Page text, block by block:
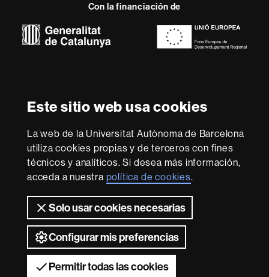
Este sitio web usa cookies
La web de la Universitat Autònoma de Barcelona
utiliza cookies propias y de terceros con fines
técnicos y analíticos. Si desea más información,
acceda a nuestra política de cookies.
Solo usar cookies necesarias
Configurar mis preferencias
Permitir todas las cookies
-
Con la financiación de
web
Accesibilidad web Mapa del web UAB
Somos una universidad líder que imparte una docencia
de calidad, diversificada, multidisciplinaria y flexible,
adecuada a las necesidades de la sociedad y adaptada a
los nuevos modelos de la Europa del conocimiento. La
UAB es reconocida internacionalmente por la calidad y el
carácter innovador de su investigación.
2026 Universitat Autònoma de Barcelona